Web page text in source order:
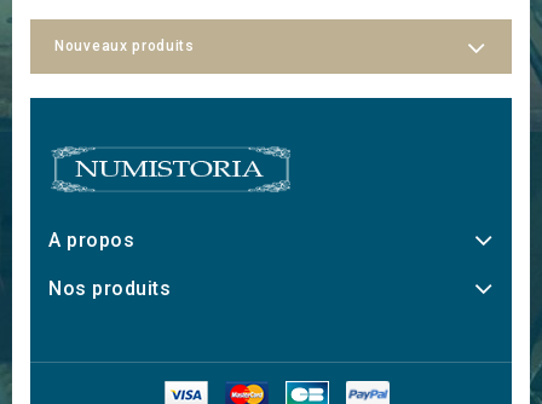
Nouveaux produits
A propos
Nos produits